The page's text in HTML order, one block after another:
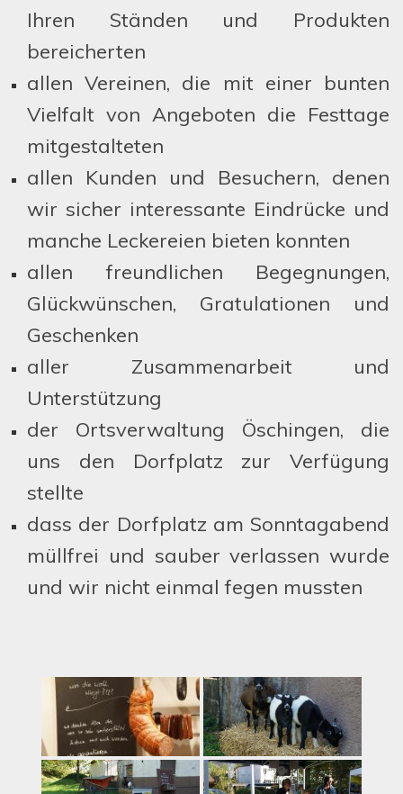
Ihren Ständen und Produkten
bereicherten
allen Vereinen, die mit einer bunten
Vielfalt von Angeboten die Festtage
mitgestalteten
allen Kunden und Besuchern, denen
wir sicher interessante Eindrücke und
manche Leckereien bieten konnten
allen freundlichen Begegnungen,
Glückwünschen, Gratulationen und
Geschenken
aller Zusammenarbeit und
Unterstützung
der Ortsverwaltung Öschingen, die
uns den Dorfplatz zur Verfügung
stellte
dass der Dorfplatz am Sonntagabend
müllfrei und sauber verlassen wurde
und wir nicht einmal fegen mussten